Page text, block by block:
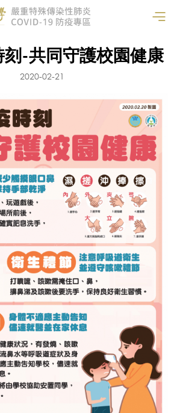
刻-共同守護校園健康
2020-02-21